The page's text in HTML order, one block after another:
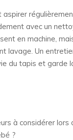
aspirer
avec un
en machine,
lavage. Un
du tapis et garde
à considérer lors
?